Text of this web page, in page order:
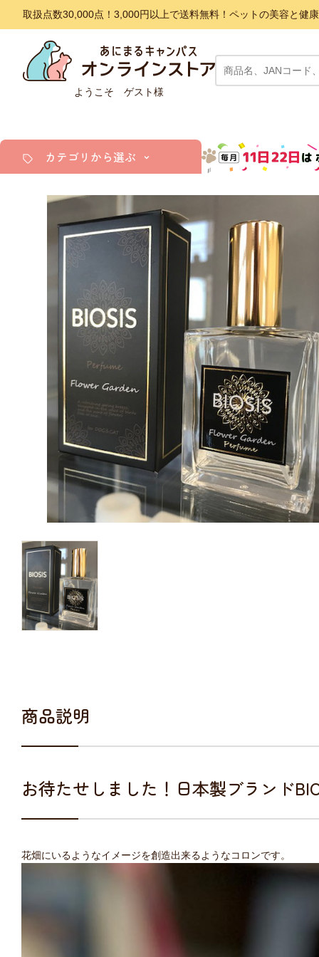
取扱点数30,000点！3,000円以上で送料無料！ペットの美容と健
ようこそ ゲスト様
カテゴリから選ぶ
犬
小動物・鳥
アクア・爬虫類・昆虫
ドッグフード
キャットフード
美容・ケア用品
服・おさんぽ用品
日用品（デイリー）
リビング雑貨
トリマーグッズ
シニアサポート
商品説明
お待たせしました！日本製ブランド
花畑にいるようなイメージを創造出来るようなコロンです。